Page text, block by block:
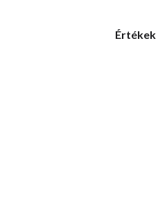
Értékek